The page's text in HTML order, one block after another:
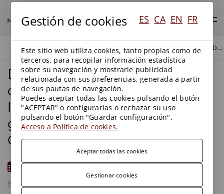
BLOG BLOG DECRETO 152/2017, DE 17 DE OCTUBRE, SOBRE LA CLASIFICACIÓN, LA CODIFICACIÓN Y LAS VÍAS DE GESTIÓN DE LOS RESIDUOS EN CATALUÑA
Decreto 152/2017, de 17 de
octubre, sobre la clasificación,
la codificación y las vías de
gestión de los residuos en
Cataluña
03/11/2017
BLOG
Gestión de cookies ES CA EN FR
Este sitio web utiliza cookies, tanto propias como de
terceros, para recopilar información estadística
sobre su navegación y mostrarle publicidad
relacionada con sus preferencias, generada a partir
de sus pautas de navegación.
Puedes aceptar todas las cookies pulsando el botón
"ACEPTAR" o configurarlas o rechazar su uso
pulsando el botón "Guardar configuración".
Acceso a Política de cookies.
Aceptar todas las cookies
Gestionar cookies